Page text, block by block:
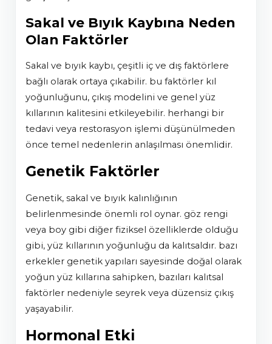
Sakal ve Bıyık Kaybına Neden
Olan Faktörler
sakal ve bıyık kaybı, çeşitli iç ve dış faktörlere
bağlı olarak ortaya çıkabilir. bu faktörler kıl
yoğunluğunu, çıkış modelini ve genel yüz
kıllarının kalitesini etkileyebilir. herhangi bir
tedavi veya restorasyon işlemi düşünülmeden
önce temel nedenlerin anlaşılması önemlidir.
Genetik Faktörler
genetik, sakal ve bıyık kalınlığının
belirlenmesinde önemli rol oynar. göz rengi
veya boy gibi diğer fiziksel özelliklerde olduğu
gibi, yüz kıllarının yoğunluğu da kalıtsaldır. bazı
erkekler genetik yapıları sayesinde doğal olarak
yoğun yüz kıllarına sahipken, bazıları kalıtsal
faktörler nedeniyle seyrek veya düzensiz çıkış
yaşayabilir.
Hormonal Etki